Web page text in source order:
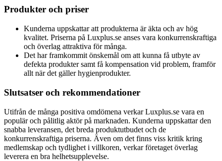
Produkter och priser
Kunderna uppskattar att produkterna är äkta och av hög
kvalitet. Priserna på Luxplus.se anses vara konkurrenskraftiga
och överlag attraktiva för många.
Det har framkommit önskemål om att kunna få utbyte av
defekta produkter samt få kompensation vid problem, framför
allt när det gäller hygienprodukter.
Slutsatser och rekommendationer
Utifrån de många positiva omdömena verkar Luxplus.se vara en
populär och pålitlig aktör på marknaden. Kunderna uppskattar den
snabba leveransen, det breda produktutbudet och de
konkurrenskraftiga priserna. Även om det finns viss kritik kring
medlemskap och tydlighet i villkoren, verkar företaget överlag
leverera en bra helhetsupplevelse.